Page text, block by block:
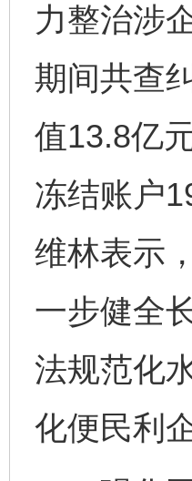
力整治涉
期间共查
值13.8亿
冻结账户
维林表示
一步健全
法规范化
化便民利